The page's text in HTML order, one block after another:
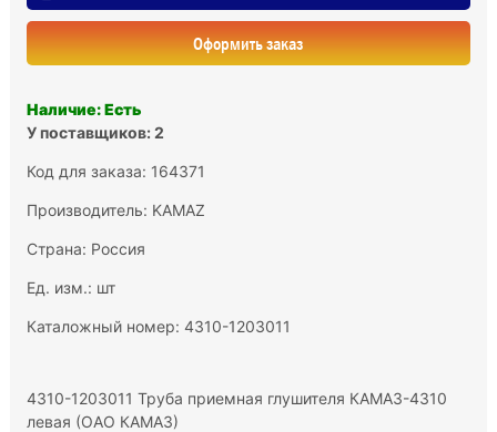
Оформить заказ
Наличие: Есть
У поставщиков: 2
Код для заказа: 164371
Производитель: KAMAZ
Страна: Россия
Ед. изм.: шт
Каталожный номер: 4310-1203011
4310-1203011 Труба приемная глушителя КАМАЗ-4310
левая (ОАО КАМАЗ)